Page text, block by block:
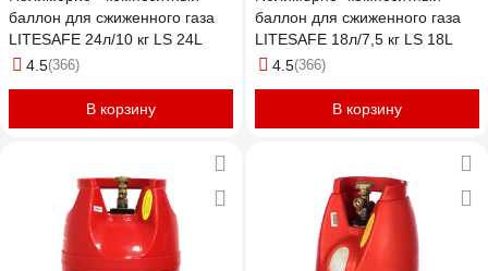
баллон для сжиженного газа
LITESAFE 24л/10 кг LS 24L
4.5(366)
В корзину
баллон для сжиженного газа
LITESAFE 18л/7,5 кг LS 18L
4.5(366)
В корзину